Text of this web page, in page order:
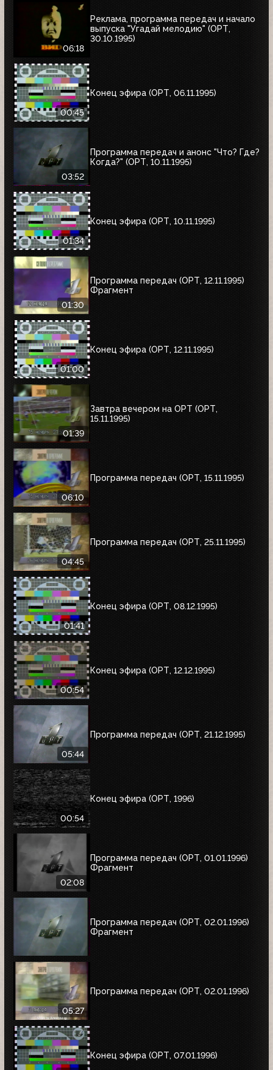
06:18
Реклама, программа передач и начало
выпуска "Угадай мелодию" (ОРТ,
30.10.1995)
00:45
Конец эфира (ОРТ, 06.11.1995)
03:52
Программа передач и анонс "Что? Где?
Когда?" (ОРТ, 10.11.1995)
01:34
Конец эфира (ОРТ, 10.11.1995)
01:30
Программа передач (ОРТ, 12.11.1995)
Фрагмент
01:00
Конец эфира (ОРТ, 12.11.1995)
01:39
Завтра вечером на ОРТ (ОРТ,
15.11.1995)
06:10
Программа передач (ОРТ, 15.11.1995)
04:45
Программа передач (ОРТ, 25.11.1995)
01:41
Конец эфира (ОРТ, 08.12.1995)
00:54
Конец эфира (ОРТ, 12.12.1995)
05:44
Программа передач (ОРТ, 21.12.1995)
00:54
Конец эфира (ОРТ, 1996)
02:08
Программа передач (ОРТ, 01.01.1996)
Фрагмент
Программа передач (ОРТ, 02.01.1996)
Фрагмент
05:27
Программа передач (ОРТ, 02.01.1996)
Конец эфира (ОРТ, 07.01.1996)